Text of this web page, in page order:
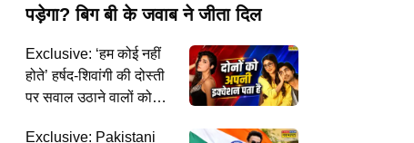
पड़ेगा? बिग बी के जवाब ने जीता दिल
Exclusive: ‘हम कोई नहीं
होते’ हर्षद-शिवांगी की दोस्ती
पर सवाल उठाने वालों को
Exclusive: Pakistani